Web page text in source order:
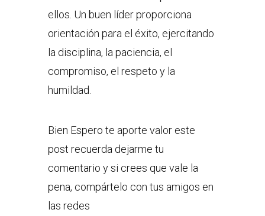
ellos. Un buen líder proporciona
orientación para el éxito, ejercitando
la disciplina, la paciencia, el
compromiso, el respeto y la
humildad.
Bien Espero te aporte valor este
post recuerda dejarme tu
comentario y si crees que vale la
pena, compártelo con tus amigos en
las redes